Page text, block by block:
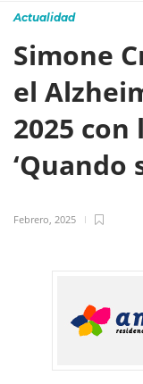
Actualidad
Simone
el
2025 con
‘Quando
Febrero, 2025